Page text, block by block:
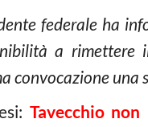
federale ha
a rimettere
convocazione una
Tavecchio